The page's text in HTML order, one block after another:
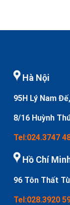
Hà Nội
95H Lý Nam
8/16 Huỳnh
Tel:024.3747
Hồ Chí
96 Tôn Thất
Tel:028.3920